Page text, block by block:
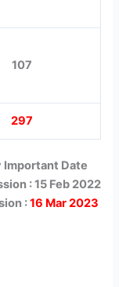
107
297
Important Date
: 15 Feb 2022
:16 Mar 2023